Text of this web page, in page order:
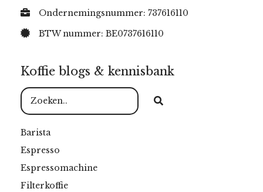
Ondernemingsnummer: 737616110
BTW nummer: BE0737616110
Koffie blogs & kennisbank
Barista
Espresso
Espressomachine
Filterkoffie